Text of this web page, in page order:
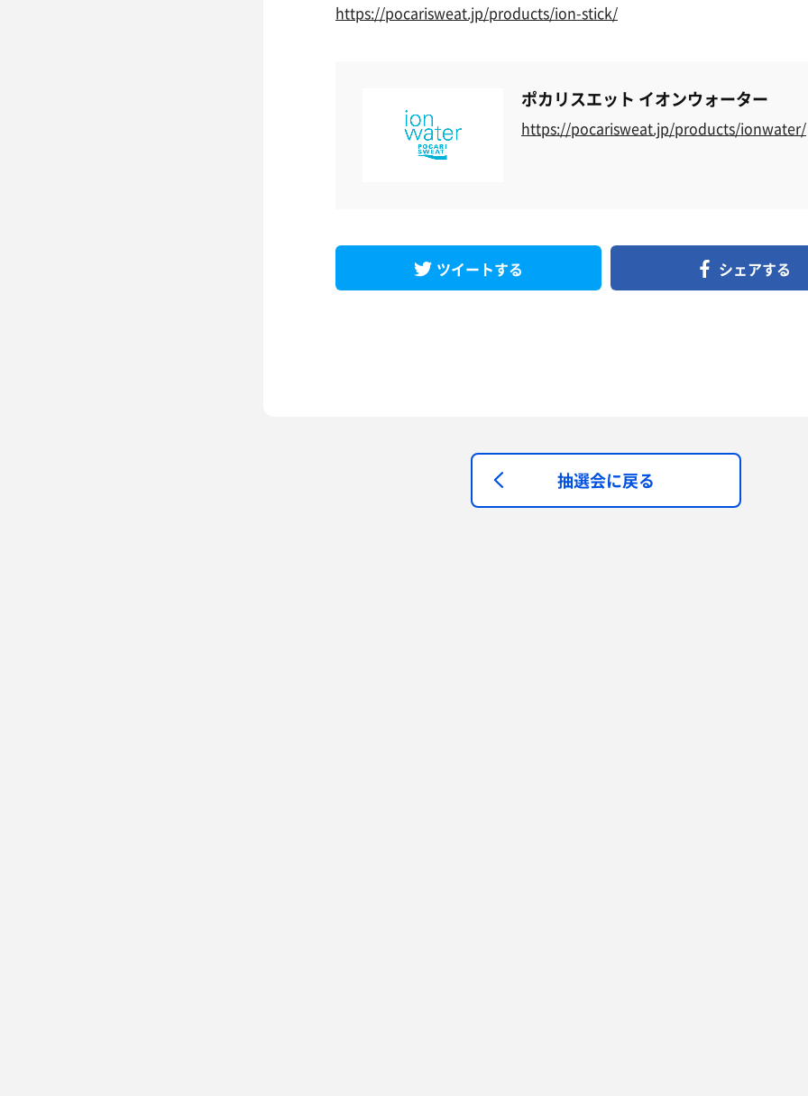
https://pocarisweat.jp/products/ion-stick/
ポカリスエット イオンウォーター
https://pocarisweat.jp/products/ionwater/
ツイートする シェアする
抽選会に戻る